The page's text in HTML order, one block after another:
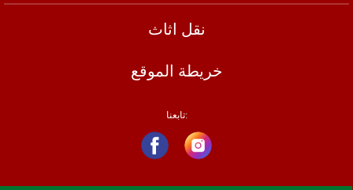
نقل اثاث
خريطة الموقع
تابعنا: